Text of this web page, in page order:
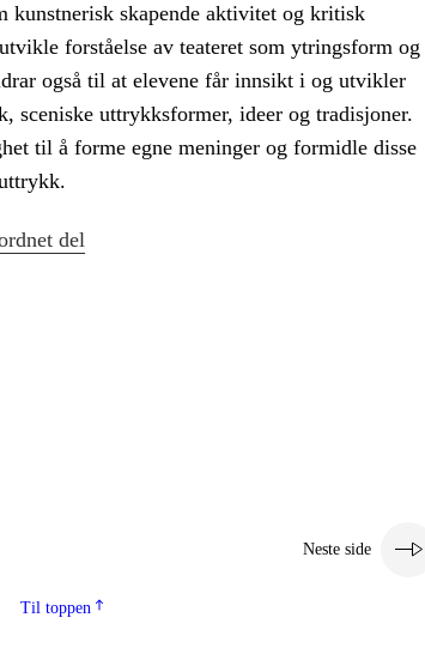
kunstnerisk skapende aktivitet og kritisk
forståelse av teateret som ytringsform og
også til at elevene får innsikt i og utvikler
sceniske uttrykksformer, ideer og tradisjoner.
til å forme egne meninger og formidle disse
del
Neste side
Til toppen